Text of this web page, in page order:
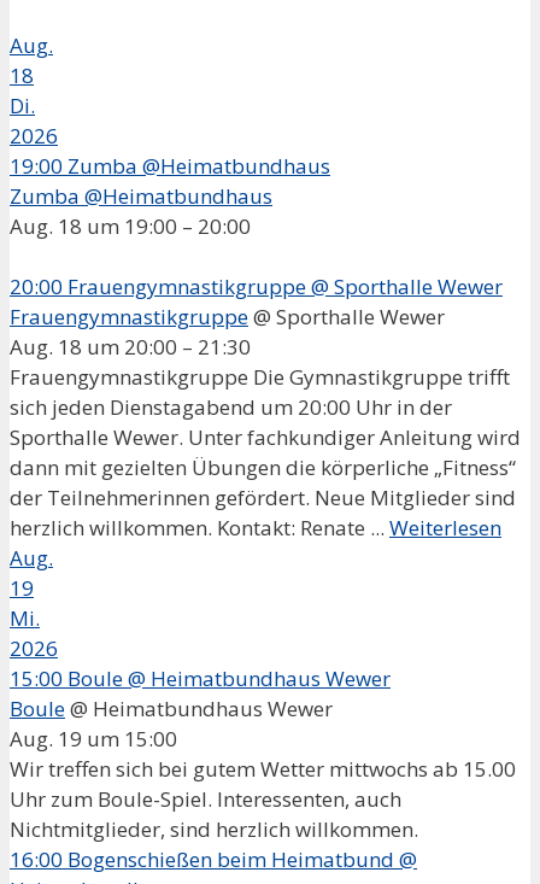
Aug.
18
Di.
2026
19:00 Zumba @Heimatbundhaus
Zumba @Heimatbundhaus
Aug. 18 um 19:00 – 20:00
20:00 Frauengymnastikgruppe@ Sporthalle Wewer
Frauengymnastikgruppe@ Sporthalle Wewer
Aug. 18 um 20:00 – 21:30
Frauengymnastikgruppe Die Gymnastikgruppe trifft
sich jeden Dienstagabend um 20:00 Uhr in der
Sporthalle Wewer. Unter fachkundiger Anleitung wird
dann mit gezielten Übungen die körperliche „Fitness“
der Teilnehmerinnen gefördert. Neue Mitglieder sind
herzlich willkommen. Kontakt: Renate ... Weiterlesen
Aug.
19
Mi.
2026
15:00 Boule@ Heimatbundhaus Wewer
Boule@ Heimatbundhaus Wewer
Aug. 19 um 15:00
Wir treffen sich bei gutem Wetter mittwochs ab 15.00
Uhr zum Boule-Spiel. Interessenten, auch
Nichtmitglieder, sind herzlich willkommen.
16:00 Bogenschießen beim Heimatbund @